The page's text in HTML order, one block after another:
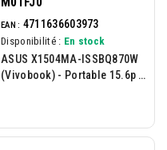
EAN : 4711636603973
Disponibilité : En stock
ASUS X1504MA-ISSBQ870W
(Vivobook) - Portable 15.6p -